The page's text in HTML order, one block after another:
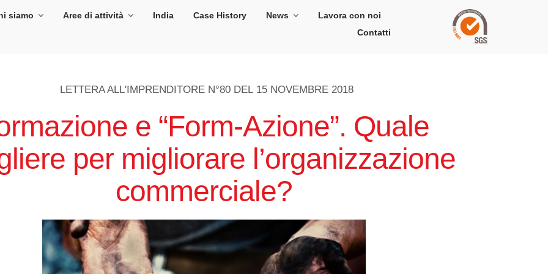
siamo Aree di attività India Case History News
Lavora con noi
Contatti
LETTERA ALL'IMPRENDITORE N°80 DEL 15 NOVEMBRE 2018
e “Form-Azione”. Quale
per migliorare l’organizzazione
commerciale?